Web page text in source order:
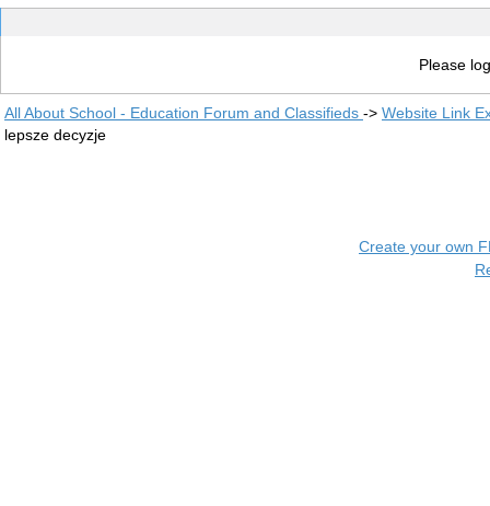
Please
All About School - Education Forum and Classifieds -> Website Link
lepsze decyzje
Create your own